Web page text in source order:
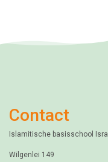
Contact
Islamitische basisschool Isra
Wilgenlei 149